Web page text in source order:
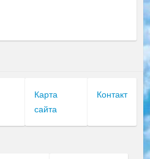
Карта
сайта
Контакт